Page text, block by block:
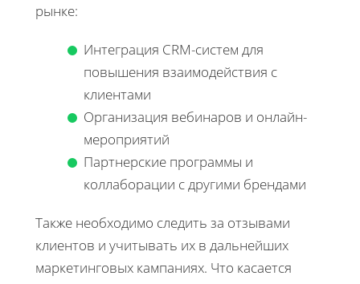
рынке:
Интеграция CRM-систем для
повышения взаимодействия с
клиентами
Организация вебинаров и онлайн-
мероприятий
Партнерские программы и
коллаборации с другими брендами
Также необходимо следить за отзывами
клиентов и учитывать их в дальнейших
маркетинговых кампаниях. Что касается